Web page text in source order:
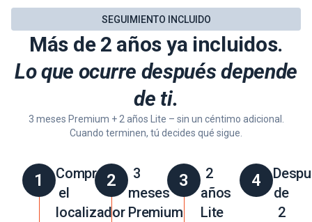
SEGUIMIENTO INCLUIDO
Más de 2 años ya incluidos.
Lo que ocurre después depende
de ti.
3 meses Premium + 2 años Lite – sin un céntimo adicional.
Cuando terminen, tú decides qué sigue.
1
Comprar
el
localizador
2
3
meses
Premium
3
2
años
Lite
4
de
2